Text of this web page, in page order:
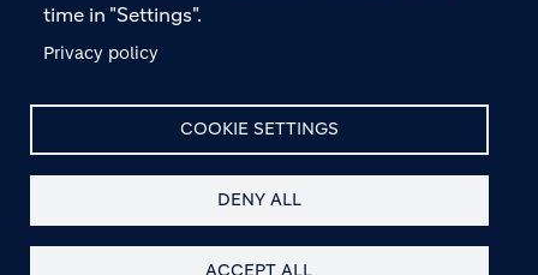
time in "Settings".
Privacy policy
COOKIE SETTINGS
DENY ALL
ACCEPT ALL
Datenschutz
Haftungsausschluss
Hinweis nach § 36 VBSG
Impressum AGB
Kontakt